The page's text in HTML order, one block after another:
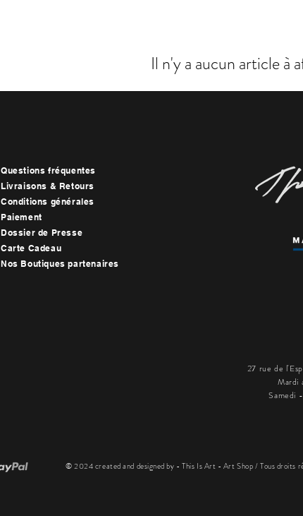
Il n'y a aucun article à
Questions fréquentes
Livraisons & Retours
Conditions générales
Paiement
Dossier de Presse
Carte Cadeau
Nos Boutiques partenaires
27 rue de
Mardi
Samedi
© 2024 created and designed by - This Is Art - Art Shop / Tous droits